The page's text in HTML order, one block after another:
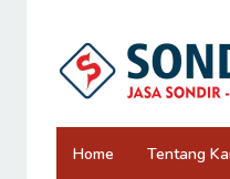
content
Home Tentang